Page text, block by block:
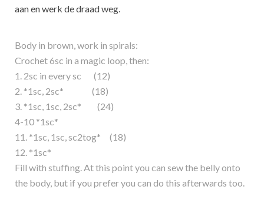
aan en werk de draad weg.
Body in brown, work in spirals:
Crochet 6sc in a magic loop, then:
1. 2sc in every sc (12)
2. *1sc, 2sc* (18)
3. *1sc, 1sc, 2sc* (24)
4-10 *1sc*
11. *1sc, 1sc, sc2tog* (18)
12. *1sc*
Fill with stuffing. At this point you can sew the belly onto
the body, but if you prefer you can do this afterwards too.